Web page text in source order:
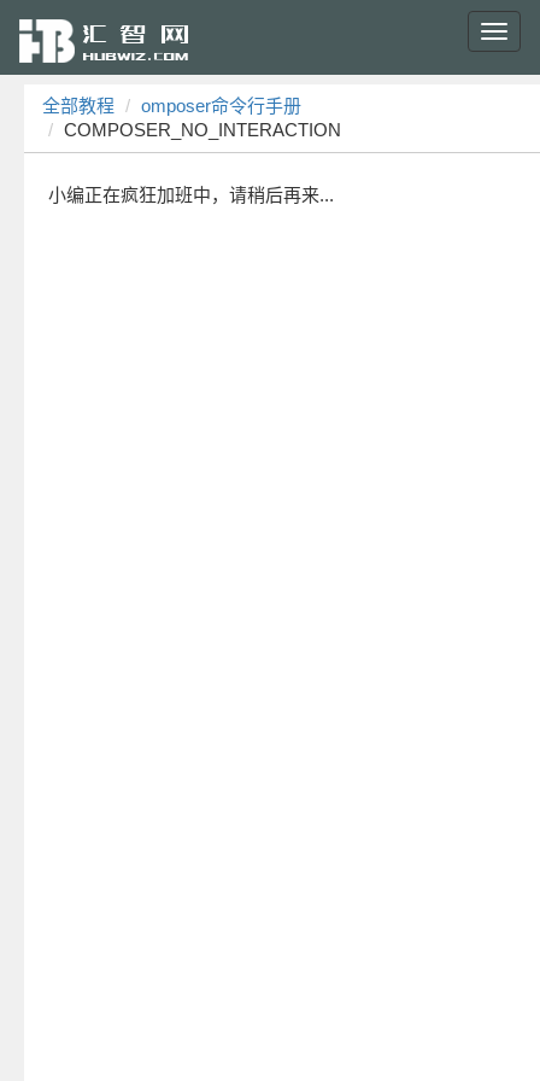
全部教程
omposer命令行手册
COMPOSER_NO_INTERACTION
小编正在疯狂加班中，请稍后再来...